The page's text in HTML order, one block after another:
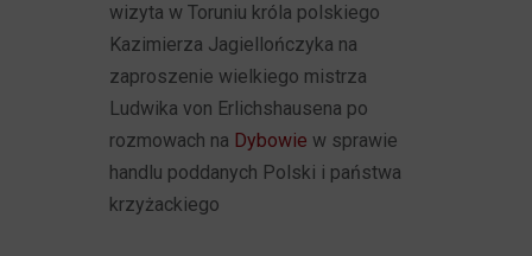
wizyta w Toruniu króla polskiego
Kazimierza Jagiellończyka na
zaproszenie wielkiego mistrza
Ludwika von Erlichshausena po
rozmowach na Dybowie w sprawie
handlu poddanych Polski i państwa
krzyżackiego